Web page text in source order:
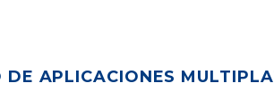
DE APLICACIONES